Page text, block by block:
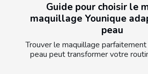
Guide pour choisir le
maquillage Younique
peau
Trouver le maquillage
peau peut transformer votre